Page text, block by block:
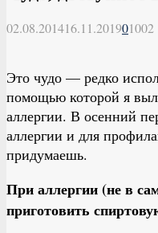
02.08.201416.11.201901002
Это чудо — редко
помощью которой я
аллергии. В осенний
аллергии и для
придумаешь.
При аллергии (не в
приготовить